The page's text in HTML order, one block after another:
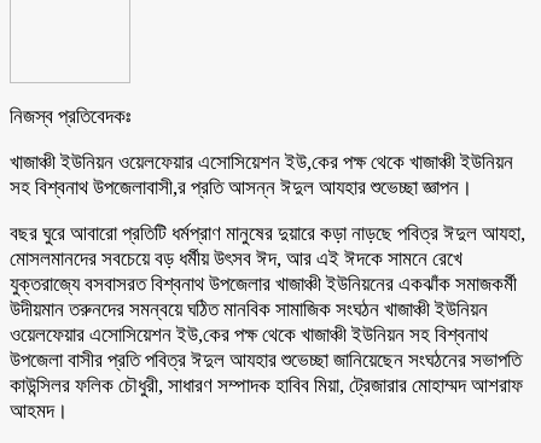
নিজস্ব প্রতিবেদকঃ
খাজাঞ্চী ইউনিয়ন ওয়েলফেয়ার এসোসিয়েশন ইউ,কের পক্ষ থেকে খাজাঞ্চী ইউনিয়ন
সহ বিশ্বনাথ উপজেলাবাসী,র প্রতি আসন্ন ঈদুল আযহার শুভেচ্ছা জ্ঞাপন।
বছর ঘুরে আবারো প্রতিটি ধর্মপ্রাণ মানুষের দুয়ারে কড়া নাড়ছে পবিত্র ঈদুল আযহা,
মোসলমানদের সবচেয়ে বড় ধর্মীয় উৎসব ঈদ, আর এই ঈদকে সামনে রেখে
যুক্তরাজ্যে বসবাসরত বিশ্বনাথ উপজেলার খাজাঞ্চী ইউনিয়নের একঝাঁক সমাজকর্মী
উদীয়মান তরুনদের সমন্বয়ে ঘঠিত মানবিক সামাজিক সংঘঠন খাজাঞ্চী ইউনিয়ন
ওয়েলফেয়ার এসোসিয়েশন ইউ,কের পক্ষ থেকে খাজাঞ্চী ইউনিয়ন সহ বিশ্বনাথ
উপজেলা বাসীর প্রতি পবিত্র ঈদুল আযহার শুভেচ্ছা জানিয়েছেন সংঘঠনের সভাপতি
কাউন্সিলর ফলিক চৌধুরী, সাধারণ সম্পাদক হাবিব মিয়া, ট্রেজারার মোহাম্মদ আশরাফ
আহমদ।